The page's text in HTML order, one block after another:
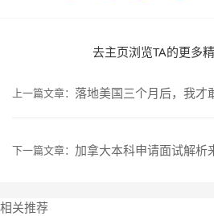
去主页浏览TA的更多
上一篇文章： 落地美国三个月后，我才
下一篇文章： 加拿大本科申请面试解析
相关推荐